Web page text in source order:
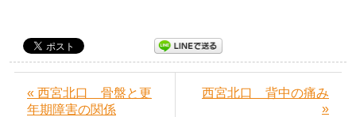
« 西宮北口 骨盤と更
年期障害の関係
西宮北口 背中の痛み
»